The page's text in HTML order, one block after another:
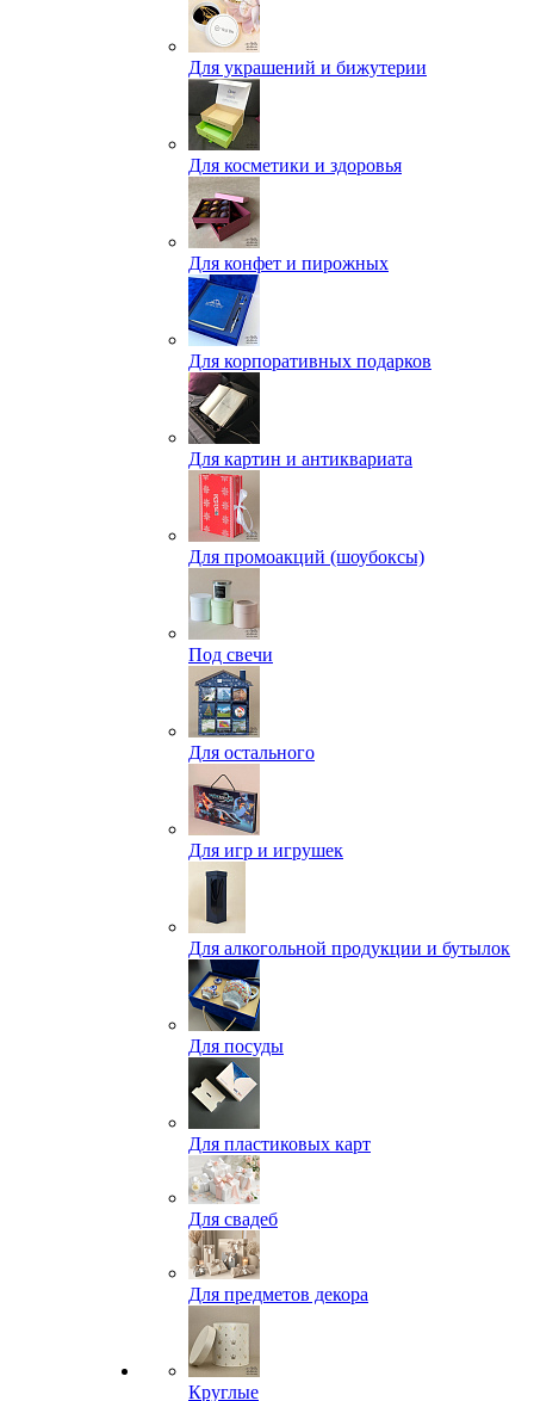
Для украшений и бижутерии
Для косметики и здоровья
Для конфет и пирожных
Для корпоративных подарков
Для картин и антиквариата
Для промоакций (шоубоксы)
Под свечи
Для остального
Для игр и игрушек
Для алкогольной продукции и бутылок
Для посуды
Для пластиковых карт
Для свадеб
Для предметов декора
Круглые